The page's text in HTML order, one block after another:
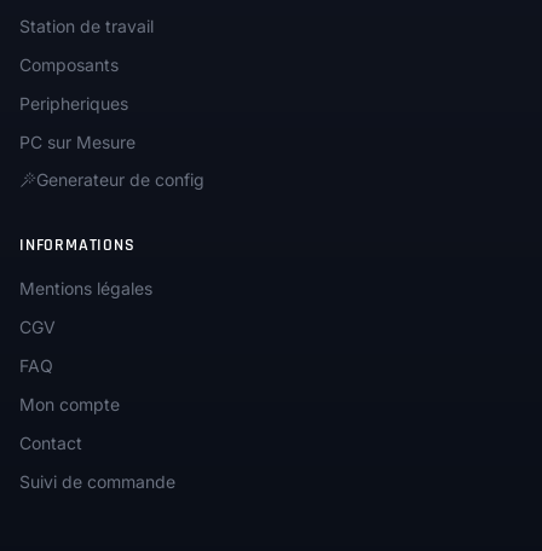
Station de travail
Composants
Peripheriques
PC sur Mesure
Generateur de config
INFORMATIONS
Mentions légales
CGV
FAQ
Mon compte
Contact
Suivi de commande